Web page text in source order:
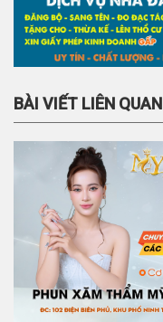
BÀI VIẾT LIÊN QUAN